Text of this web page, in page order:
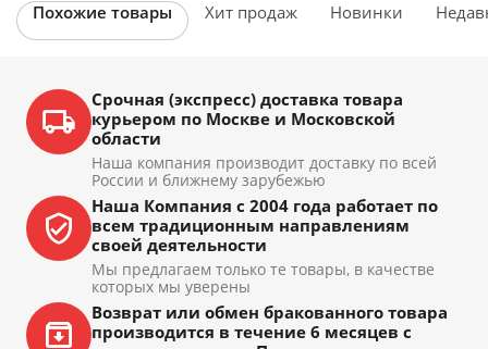
Похожие товары Хит продаж Новинки
Срочная (экспресс) доставка товара
курьером по Москве и Московской
области
Наша компания производит доставку по всей
России и ближнему зарубежью
Наша Компания с 2004 года работает по
всем традиционным направлениям
своей деятельности
Мы предлагаем только те товары, в качестве
которых мы уверены
Возврат или обмен бракованного товара
производится в течение 6 месяцев с